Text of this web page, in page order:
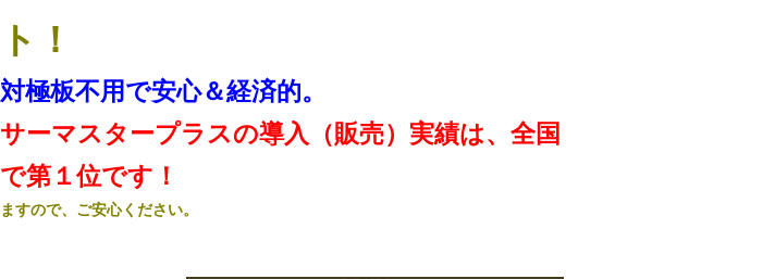
ト！
対極板不用で安心＆経済的。
サーマスタープラスの導入（販売）実績は、全国
で第１位です！
すので、ご安心ください。